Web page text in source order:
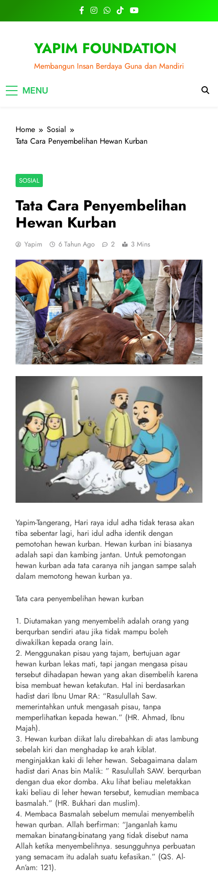
YAPIM FOUNDATION
Membangun Insan Berdaya Guna dan Mandiri
MENU
Home
Sosial
Tata Cara Penyembelihan Hewan Kurban
SOSIAL
Tata Cara Penyembelihan
Hewan Kurban
Yapim 6 Tahun Ago 2 3 Mins
Yapim-Tangerang, Hari raya idul adha tidak terasa akan
tiba sebentar lagi, hari idul adha identik dengan
pemotohan hewan kurban. Hewan kurban ini biasanya
adalah sapi dan kambing jantan. Untuk pemotongan
hewan kurban ada tata caranya nih jangan sampe salah
dalam memotong hewan kurban ya.
Tata cara penyembelihan hewan kurban
1. Diutamakan yang menyembelih adalah orang yang
berqurban sendiri atau jika tidak mampu boleh
diwakilkan kepada orang lain.
2. Menggunakan pisau yang tajam, bertujuan agar
hewan kurban lekas mati, tapi jangan mengasa pisau
tersebut dihadapan hewan yang akan disembelih karena
bisa membuat hewan ketakutan. Hal ini berdasarkan
hadist dari Ibnu Umar RA: “Rasulullah Saw.
memerintahkan untuk mengasah pisau, tanpa
memperlihatkan kepada hewan.” (HR. Ahmad, Ibnu
Majah).
3. Hewan kurban diikat lalu direbahkan di atas lambung
sebelah kiri dan menghadap ke arah kiblat.
menginjakkan kaki di leher hewan. Sebagaimana dalam
hadist dari Anas bin Malik: ” Rasulullah SAW. berqurban
dengan dua ekor domba. Aku lihat beliau meletakkan
kaki beliau di leher hewan tersebut, kemudian membaca
basmalah.” (HR. Bukhari dan muslim).
4. Membaca Basmalah sebelum memulai menyembelih
hewan qurban. Allah berfirman: “Janganlah kamu
memakan binatang-binatang yang tidak disebut nama
Allah ketika menyembelihnya. sesungguhnya perbuatan
yang semacam itu adalah suatu kefasikan.” (QS. Al-
An’am: 121).